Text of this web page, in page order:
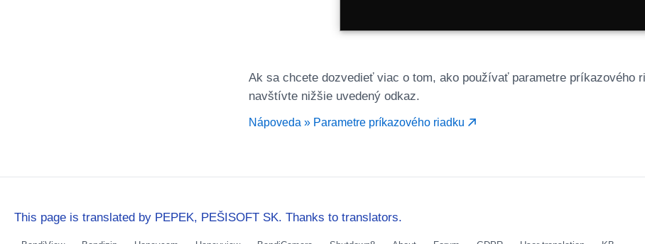
Ak sa chcete dozvedieť viac o tom, ako používať parametre príkazového
navštívte nižšie uvedený odkaz.
Nápoveda » Parametre príkazového riadku
This page is translated by PEPEK, PEŠISOFT SK. Thanks to translators.